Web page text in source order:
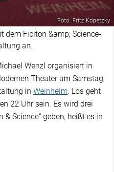
Foto: Fritz Kopetzky
dem Ficiton &amp; Science-
an.
Wenzl organisiert in
Theater am Samstag,
in Weinheim. Los geht
22 Uhr sein. Es wird drei
Science“ geben, heißt es in